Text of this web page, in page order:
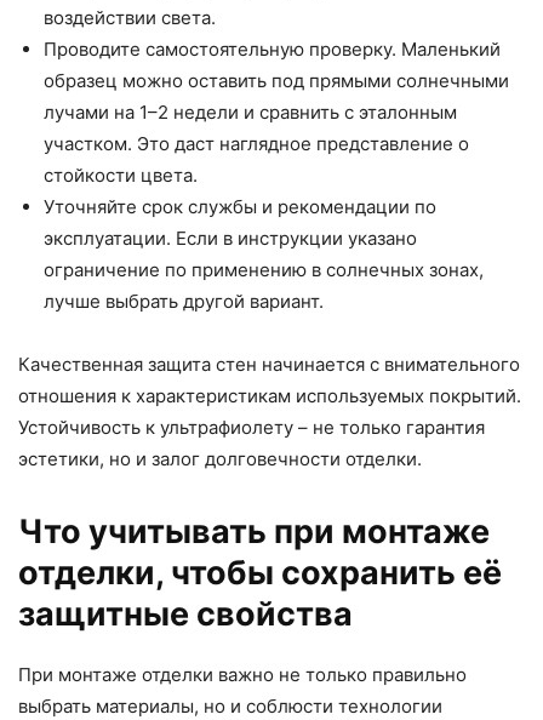
воздействии света.
Проводите самостоятельную проверку. Маленький
образец можно оставить под прямыми солнечными
лучами на 1–2 недели и сравнить с эталонным
участком. Это даст наглядное представление о
стойкости цвета.
Уточняйте срок службы и рекомендации по
эксплуатации. Если в инструкции указано
ограничение по применению в солнечных зонах,
лучше выбрать другой вариант.
Качественная защита стен начинается с внимательного
отношения к характеристикам используемых покрытий.
Устойчивость к ультрафиолету – не только гарантия
эстетики, но и залог долговечности отделки.
Что учитывать при монтаже
отделки, чтобы сохранить её
защитные свойства
При монтаже отделки важно не только правильно
выбрать материалы, но и соблюсти технологии